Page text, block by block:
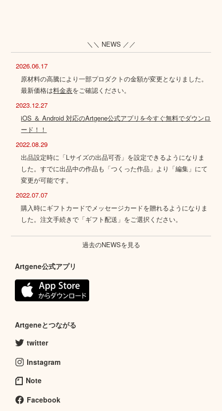
＼＼ NEWS ／／
2026.06.17
原材料の高騰により一部プロダクトの金額が変更となりました。
最新価格は料金表をご確認ください。
2023.12.27
iOS ＆ Android 対応のArtgene公式アプリを今すぐ無料でダウンロ
ード！！
2022.08.29
出品設定時に「Lサイズの出品可否」を設定できるようになりま
した。すでに出品中の作品も「つくった作品」より「編集」にて
変更が可能です。
2022.07.07
購入時にギフトカードでメッセージカードを贈れるようになりま
した。注文手続きで「ギフト配送」をご選択ください。
過去のNEWSを見る
Artgene公式アプリ
Artgeneとつながる
twitter
Instagram
Note
Facebook